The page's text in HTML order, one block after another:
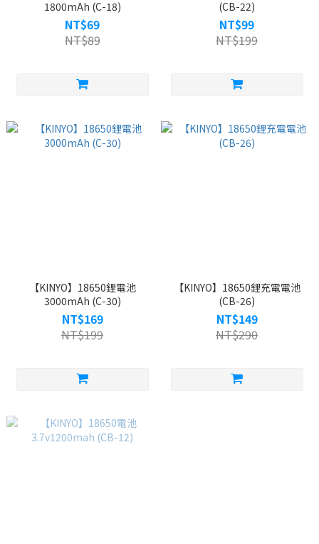
1800mAh (C-18)
NT$69
NT$89
(CB-22)
NT$99
NT$199
【KINYO】18650鋰電池
3000mAh (C-30)
NT$169
NT$199
【KINYO】18650鋰充電電池
(CB-26)
NT$149
NT$290